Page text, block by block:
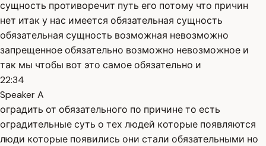
сущность противоречит путь его потому что причин
нет итак у нас имеется обязательная сущность
обязательная сущность возможная невозможно
запрещенное обязательно возможно невозможное и
так мы чтобы вот это самое обязательно и
22:34
Speaker A
оградить от обязательного по причине то есть
оградительные суть о тех людей которые появляются
люди которые появились они стали обязательными но